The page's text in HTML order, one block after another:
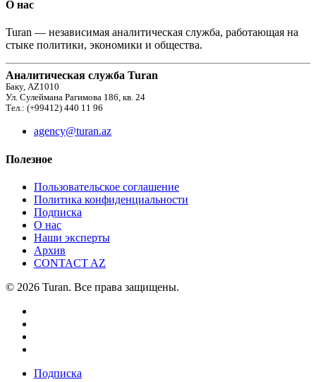
О нас
Turan — независимая аналитическая служба, работающая на
стыке политики, экономики и общества.
Аналитическая служба Turan
Баку, AZ1010
Ул. Сулеймана Рагимова 186, кв. 24
Тел.: (+99412) 440 11 96
agency@turan.az
Полезное
Пользовательское соглашение
Политика конфиденциальности
Подписка
О нас
Наши эксперты
Архив
CONTACT AZ
© 2026 Turan. Все права защищены.
Подписка